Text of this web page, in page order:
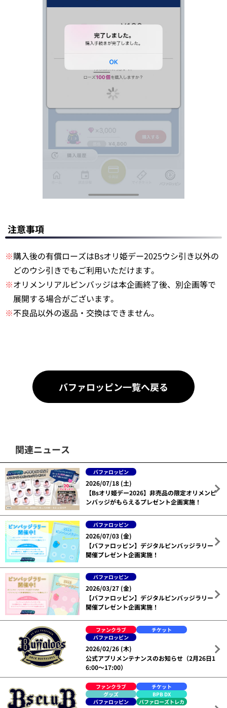
注意事項
※購入後の有償ローズはBsオリ姫デー2025ウシ引き以外の
どのウシ引きでもご利用いただけます。
※オリメンリアルピンバッジは本企画終了後、別企画等で
展開する場合がございます。
※不良品以外の返品・交換はできません。
バファロッピン一覧へ戻る
関連ニュース
バファロッピン
2026/07/18 (土)
【Bsオリ姫デー2026】非売品の限定オリメンピ
ンバッジがもらえるプレゼント企画実施！
バファロッピン
2026/07/03 (金)
【バファロッピン】デジタルピンバッジラリー
開催プレゼント企画実施！
バファロッピン
2026/03/27 (金)
【バファロッピン】デジタルピンバッジラリー
開催プレゼント企画実施！
ファンクラブ
チケット
バファロッピン
2026/02/26 (木)
公式アプリメンテナンスのお知らせ（2月26日1
6:00～17:00）
ファンクラブ
チケット
グッズ
BPB DX
バファロッピン
バファローズトレカ